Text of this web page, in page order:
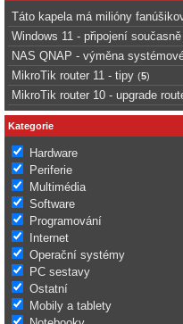
Táto kapela má milióny
Windows 11 - připojení
NAS QNAP - výměna
MikroTik router 11 - tipy (5)
MikroTik router 10 - upgrade
Kategorie
Hardware
Periferie
Multimédia
Software
Programování
Internet
Operační systémy
PC sestavy
Ostatní
Mobily a tablety